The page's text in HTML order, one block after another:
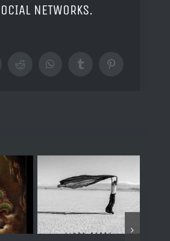
NETWORKS.
RedditWhatsAppTumblrPinterest